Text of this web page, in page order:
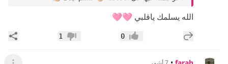
الله يسلمك ياقلبي 🩷🩷
إضافة رد جديد إعجاب0 عدم إعجاب
1